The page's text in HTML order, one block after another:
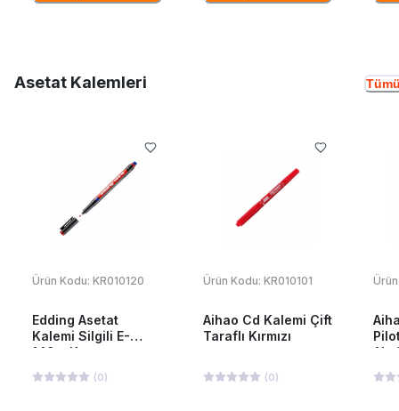
Asetat Kalemleri
Ürün Kodu: KR010120
Edding Asetat
Kalemi Silgili E-
149m Kırmızı
(0)
Ürün Kodu: KR010101
Aihao Cd Kalemi Çift
Taraflı Kırmızı
(0)